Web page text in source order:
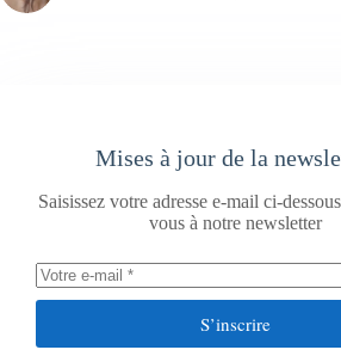
Mises à jour de la
Saisissez votre adresse e-mail ci-
vous à notre newsletter
S’inscrire